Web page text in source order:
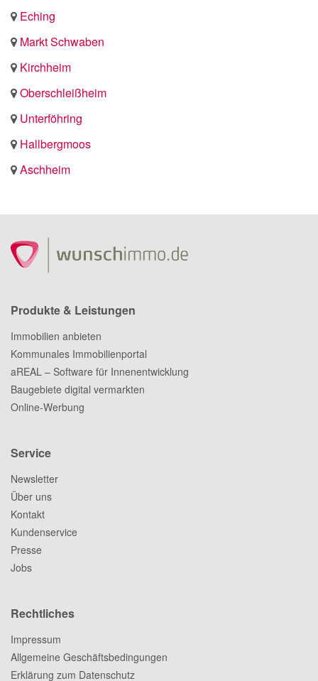
Eching
Markt Schwaben
Kirchheim
Oberschleißheim
Unterföhring
Hallbergmoos
Aschheim
Produkte & Leistungen
Immobilien anbieten
Kommunales Immobilienportal
aREAL – Software für Innenentwicklung
Baugebiete digital vermarkten
Online-Werbung
Service
Newsletter
Über uns
Kontakt
Kundenservice
Presse
Jobs
Rechtliches
Impressum
Allgemeine Geschäftsbedingungen
Erklärung zum Datenschutz